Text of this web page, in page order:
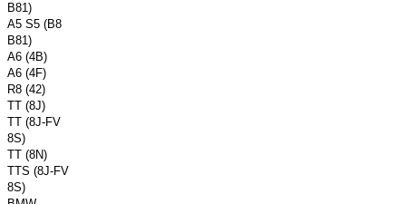
B81)
A5 S5 (B8
B81)
A6 (4B)
A6 (4F)
R8 (42)
TT (8J)
TT (8J-FV
8S)
TT (8N)
TTS (8J-FV
8S)